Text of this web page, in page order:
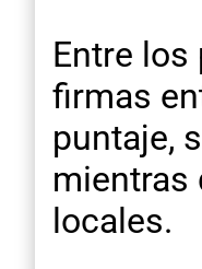
Entre
firmas
puntaje,
mientras
locales.